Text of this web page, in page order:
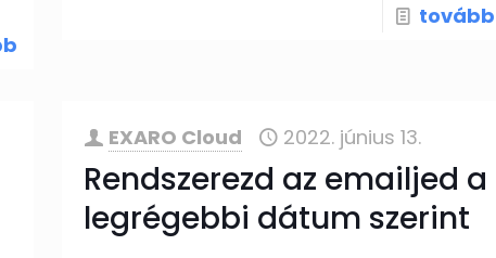
tovább
EXARO Cloud 2022. június 13.
Rendszerezd az emailjed a
legrégebbi dátum szerint